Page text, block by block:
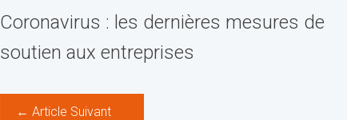
Coronavirus : les dernières mesures de
soutien aux entreprises
← Article Suivant